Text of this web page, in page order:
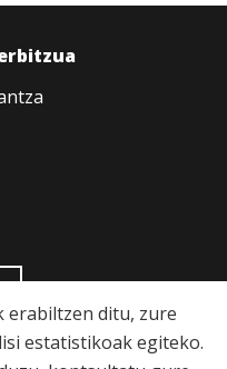
erabiltzen ditu, zure
estatistikoak egiteko.